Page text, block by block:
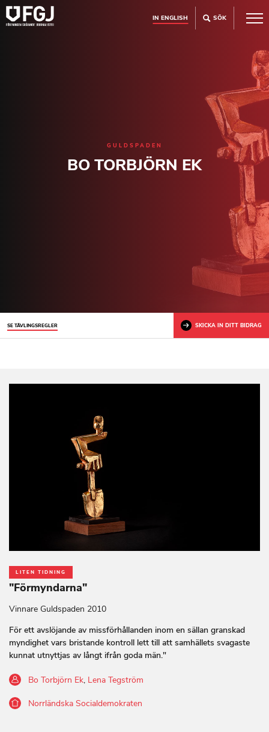
IN ENGLISH SÖK
GULDSPADEN
BO TORBJÖRN EK
SE TÄVLINGSREGLER SKICKA IN DITT BIDRAG
LITEN TIDNING
"Förmyndarna"
Vinnare Guldspaden 2010
För ett avslöjande av missförhållanden inom en sällan granskad
myndighet vars bristande kontroll lett till att samhällets svagaste
kunnat utnyttjas av långt ifrån goda män."
Bo Torbjörn Ek, Lena Tegström
Norrländska Socialdemokraten